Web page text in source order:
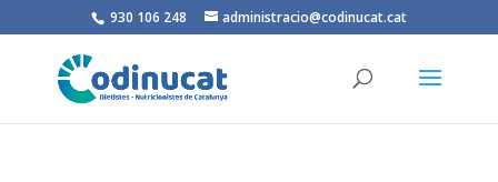
930 106 248 administracio@codinucat.cat